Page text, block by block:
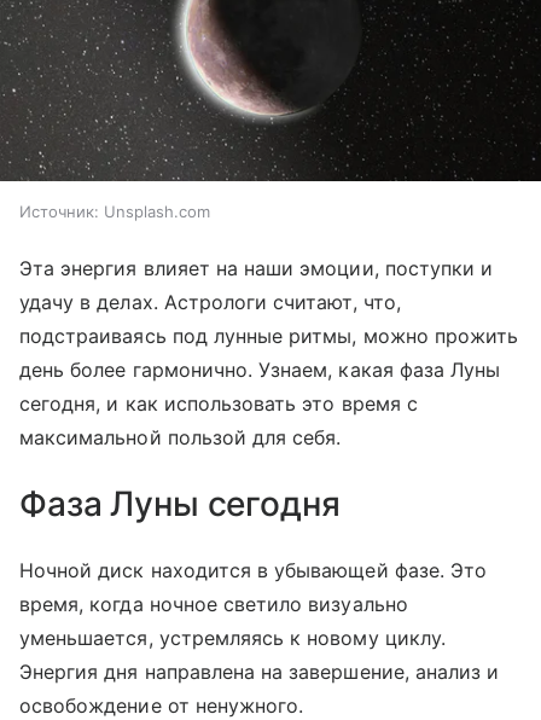
Источник: Unsplash.com
Эта энергия влияет на наши эмоции, поступки и
удачу в делах. Астрологи считают, что,
подстраиваясь под лунные ритмы, можно прожить
день более гармонично. Узнаем, какая фаза Луны
сегодня, и как использовать это время с
максимальной пользой для себя.
Фаза Луны сегодня
Ночной диск находится в убывающей фазе. Это
время, когда ночное светило визуально
уменьшается, устремляясь к новому циклу.
Энергия дня направлена на завершение, анализ и
освобождение от ненужного.